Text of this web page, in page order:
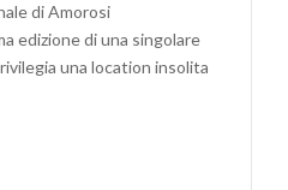
di Amorosi
edizione di una singolare
una location insolita